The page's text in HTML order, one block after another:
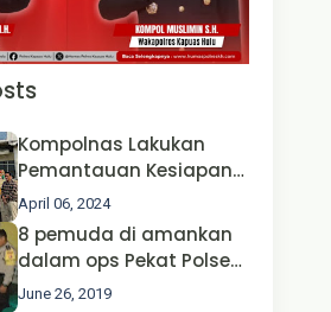
Kompolnas Lakukan
Pemantauan Kesiapan
Operasi Ketupat 2024 di
Polda Jatim Bersama
Kapolri dan Menteri
Perhubungan
April 06, 2024
8 pemuda di amankan
dalam ops Pekat Polsek
Jongkong
June 26, 2019